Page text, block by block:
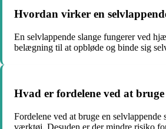
Hvordan virker en
En selvlappende slange fungerer ved
belægning til at opbløde og binde sig
Hvad er fordelene ved at bruge
Fordelene ved at bruge en
værktøj. Desuden er der mindre risiko